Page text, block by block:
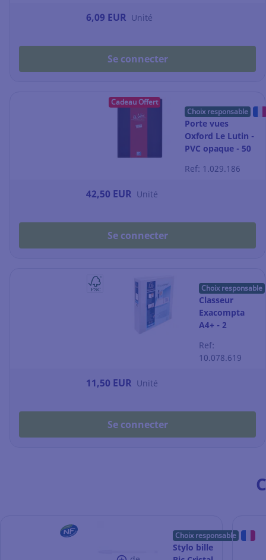
6,09 EUR Unité
Se connecter
Cadeau Offert
Choix responsable
Porte vues
Oxford Le Lutin -
PVC opaque - 50
Ref: 1.029.186
42,50 EUR Unité
Se connecter
Choix responsable
Classeur
Exacompta
A4+ - 2
- dos 7,5 cm -
Ref:
10.078.619
11,50 EUR Unité
Se connecter
Choix responsable
Stylo bille